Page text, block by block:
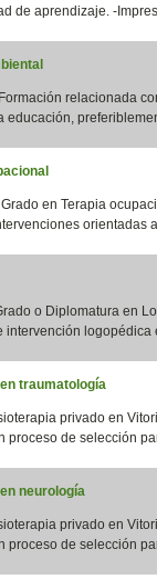
de aprendizaje. -
relacionada
educación,
Grado en Terapia
orientadas
o Diplomatura en
intervención
traumatología
privado en
proceso de selección
neurología
privado en
proceso de selección